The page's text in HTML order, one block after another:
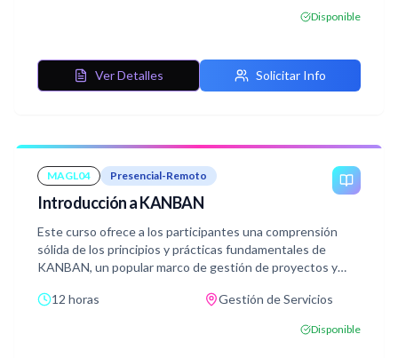
Disponible
Ver Detalles Solicitar Info
MAGL04 Presencial-Remoto
Introducción a KANBAN
Este curso ofrece a los participantes una comprensión
sólida de los principios y prácticas fundamentales de
KANBAN, un popular marco de gestión de proyectos y
12 horas
Gestión de Servicios
Disponible